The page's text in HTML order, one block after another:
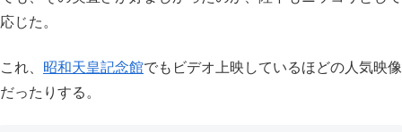
応じた。
これ、 昭和天皇記念館でもビデオ上映しているほどの人気映像
だったりする。